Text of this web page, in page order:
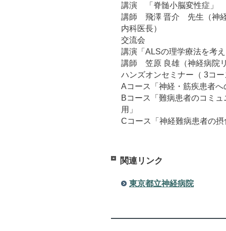
講演 「脊髄小脳変性症」
講師 飛澤 晋介 先生（神
内科医長）
交流会
講演「ALSの理学療法を考
講師 笠原 良雄（神経病院
ハンズオンセミナー（ 3コ
Aコース「神経・筋疾患者
Bコース「難病患者のコミ
用」
Cコース「神経難病患者の
関連リンク
東京都立神経病院